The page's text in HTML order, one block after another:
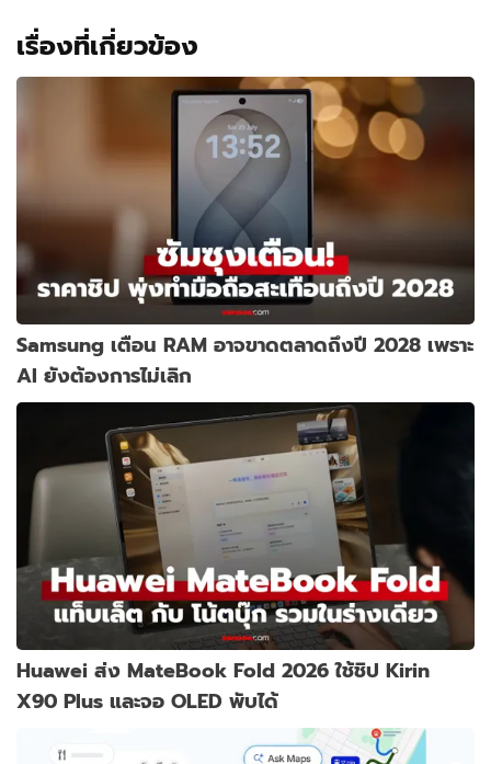
เรื่องที่เกี่ยวข้อง
Samsung เตือน RAM อาจขาดตลาดถึงปี 2028 เพราะ
AI ยังต้องการไม่เลิก
Huawei ส่ง MateBook Fold 2026 ใช้ชิป Kirin
X90 Plus และจอ OLED พับได้